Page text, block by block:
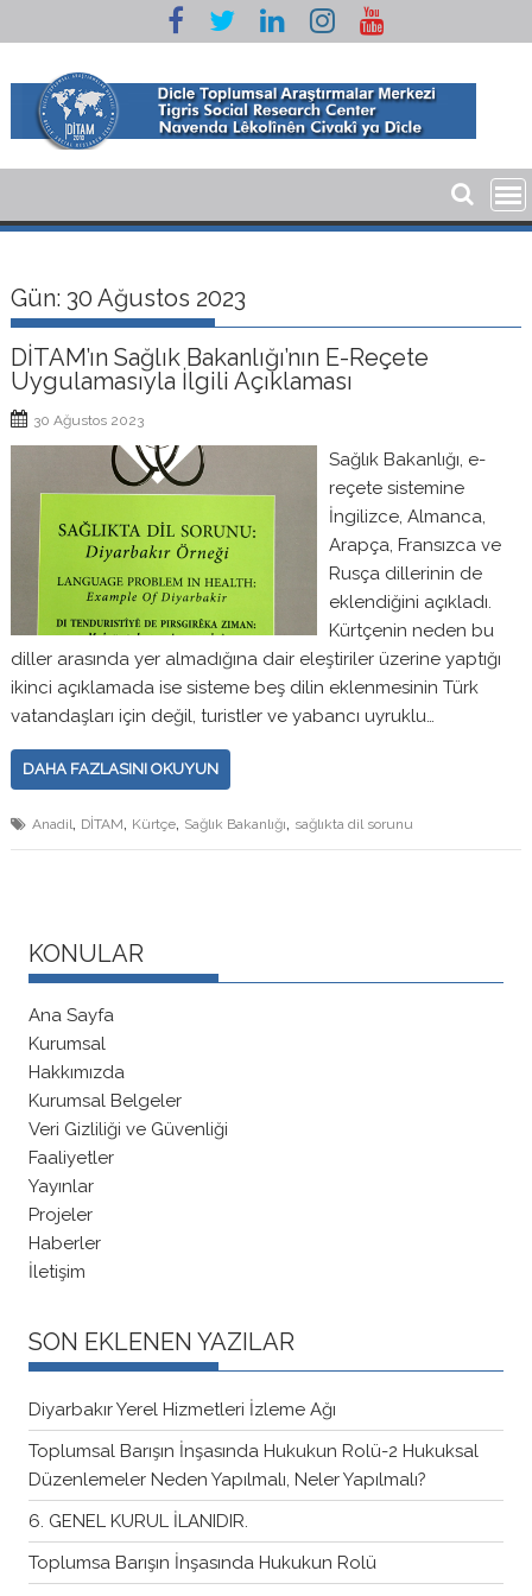
to
content
Gün: 30 Ağustos 2023
DİTAM’ın Sağlık Bakanlığı’nın E-Reçete
Uygulamasıyla İlgili Açıklaması
30 Ağustos 2023
Sağlık Bakanlığı, e-
reçete sistemine
İngilizce, Almanca,
Arapça, Fransızca ve
Rusça dillerinin de
eklendiğini açıkladı.
Kürtçenin neden bu
diller arasında yer almadığına dair eleştiriler üzerine yaptığı
ikinci açıklamada ise sisteme beş dilin eklenmesinin Türk
vatandaşları için değil, turistler ve yabancı uyruklu…
DAHA FAZLASINI OKUYUN
Anadil, DİTAM, Kürtçe, Sağlık Bakanlığı, sağlıkta dil sorunu
KONULAR
Ana Sayfa
Kurumsal
Hakkımızda
Kurumsal Belgeler
Veri Gizliliği ve Güvenliği
Faaliyetler
Yayınlar
Projeler
Haberler
İletişim
SON EKLENEN YAZILAR
Diyarbakır Yerel Hizmetleri İzleme Ağı
Toplumsal Barışın İnşasında Hukukun Rolü-2 Hukuksal
Düzenlemeler Neden Yapılmalı, Neler Yapılmalı?
6. GENEL KURUL İLANIDIR.
Toplumsa Barışın İnşasında Hukukun Rolü